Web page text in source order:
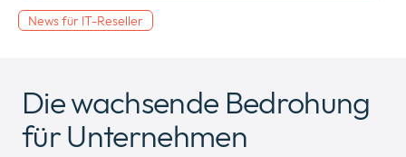
News für IT-Reseller
Die wachsende Bedrohung
für Unternehmen